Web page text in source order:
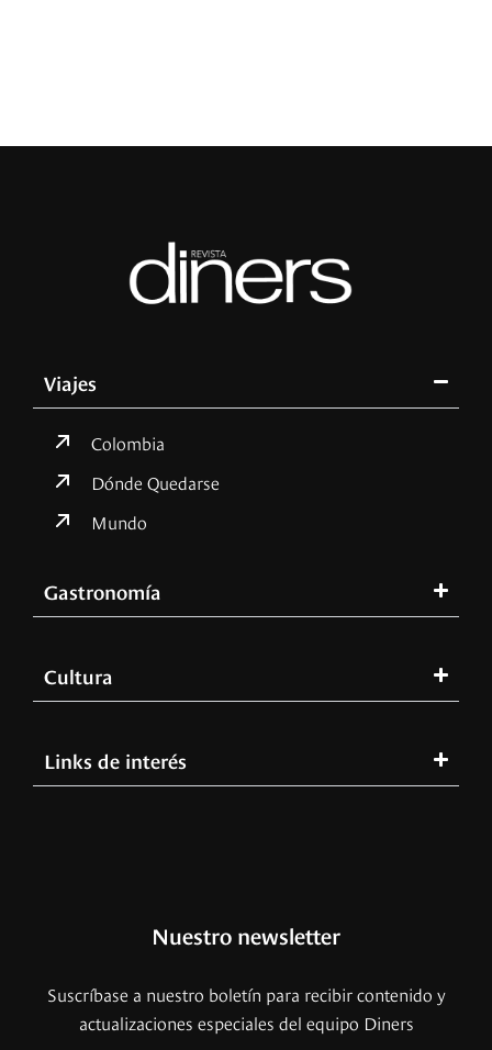
Viajes
Colombia
Dónde Quedarse
Mundo
Gastronomía
Cultura
Links de interés
Nuestro newsletter
Suscríbase a nuestro boletín para recibir contenido y
actualizaciones especiales del equipo Diners